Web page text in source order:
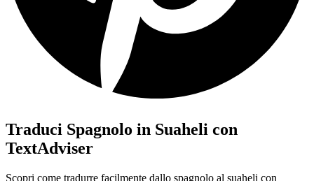
Traduci Spagnolo in Suaheli con
TextAdviser
Scopri come tradurre facilmente dallo spagnolo al suaheli con